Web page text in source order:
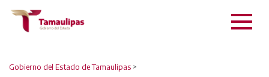
Gobierno del Estado de Tamaulipas >